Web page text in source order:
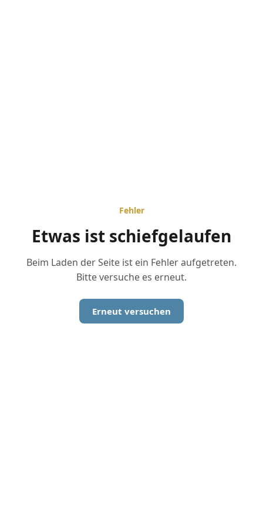
Fehler
Etwas ist schiefgelaufen
Beim Laden der Seite ist ein Fehler aufgetreten.
Bitte versuche es erneut.
Erneut versuchen